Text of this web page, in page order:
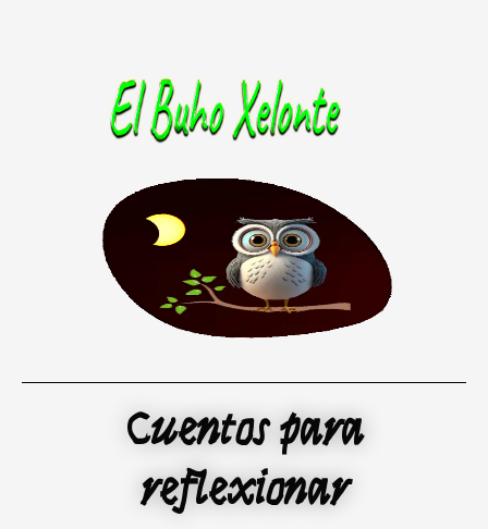
Cuentos para
reflexionar